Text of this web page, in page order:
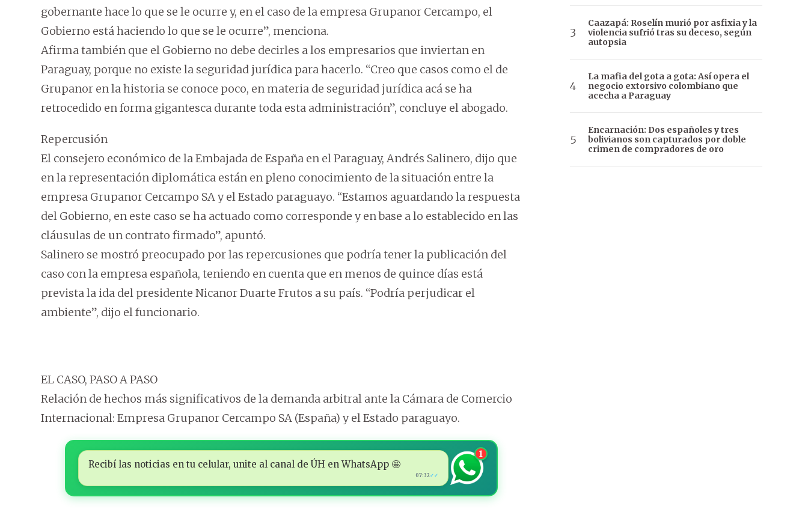
gobernante hace lo que se le ocurre y, en el caso de la empresa Grupanor Cercampo, el
Gobierno está haciendo lo que se le ocurre”, menciona.
Afirma también que el Gobierno no debe decirles a los empresarios que inviertan en
Paraguay, porque no existe la seguridad jurídica para hacerlo. “Creo que casos como el de
Grupanor en la historia se conoce poco, en materia de seguridad jurídica acá se ha
retrocedido en forma gigantesca durante toda esta administración”, concluye el abogado.
Repercusión
El consejero económico de la Embajada de España en el Paraguay, Andrés Salinero, dijo que
en la representación diplomática están en pleno conocimiento de la situación entre la
empresa Grupanor Cercampo SA y el Estado paraguayo. “Estamos aguardando la respuesta
del Gobierno, en este caso se ha actuado como corresponde y en base a lo establecido en las
cláusulas de un contrato firmado”, apuntó.
Salinero se mostró preocupado por las repercusiones que podría tener la publicación del
caso con la empresa española, teniendo en cuenta que en menos de quince días está
prevista la ida del presidente Nicanor Duarte Frutos a su país. “Podría perjudicar el
ambiente”, dijo el funcionario.
EL CASO, PASO A PASO
Relación de hechos más significativos de la demanda arbitral ante la Cámara de Comercio
Internacional: Empresa Grupanor Cercampo SA (España) y el Estado paraguayo.
Recibí las noticias en tu celular, unite al canal de ÚH en WhatsApp 🤩
07:32✓✓
1
Caazapá: Roselín murió por asfixia y la
violencia sufrió tras su deceso, según
autopsia
La mafia del gota a gota: Así opera el
negocio extorsivo colombiano que
acecha a Paraguay
Encarnación: Dos españoles y tres
bolivianos son capturados por doble
crimen de compradores de oro